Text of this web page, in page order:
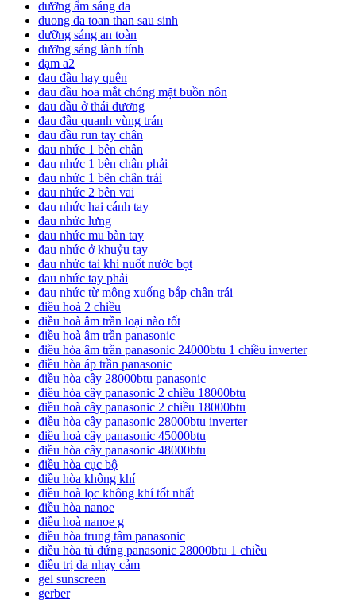
dưỡng ẩm sáng da
duong da toan than sau sinh
dưỡng sáng an toàn
dưỡng sáng lành tính
đạm a2
đau đầu hay quên
đau đầu hoa mắt chóng mặt buồn nôn
đau đầu ở thái dương
đau đầu quanh vùng trán
đau đầu run tay chân
đau nhức 1 bên chân
đau nhức 1 bên chân phải
đau nhức 1 bên chân trái
đau nhức 2 bên vai
đau nhức hai cánh tay
đau nhức lưng
đau nhức mu bàn tay
đau nhức ở khuỷu tay
đau nhức tai khi nuốt nước bọt
đau nhức tay phải
đau nhức từ mông xuống bắp chân trái
điều hoà 2 chiều
điều hoà âm trần loại nào tốt
điều hoà âm trần panasonic
điều hòa âm trần panasonic 24000btu 1 chiều inverter
điều hòa áp trần panasonic
điều hòa cây 28000btu panasonic
điều hòa cây panasonic 2 chiều 18000btu
điều hoà cây panasonic 2 chiều 18000btu
điều hòa cây panasonic 28000btu inverter
điều hoà cây panasonic 45000btu
điều hòa cây panasonic 48000btu
điều hòa cục bộ
điều hòa không khí
điều hoà lọc không khí tốt nhất
điều hòa nanoe
điều hoà nanoe g
điều hòa trung tâm panasonic
điều hòa tủ đứng panasonic 28000btu 1 chiều
điều trị da nhạy cảm
gel sunscreen
gerber